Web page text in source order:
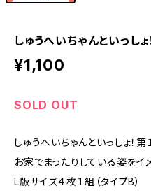
しゅうへいちゃんといっし
¥1,100
SOLD OUT
しゅうへいちゃんといっしょ！第
お家でまったりしている姿をイ
L版サイズ４枚１組（タイプB）